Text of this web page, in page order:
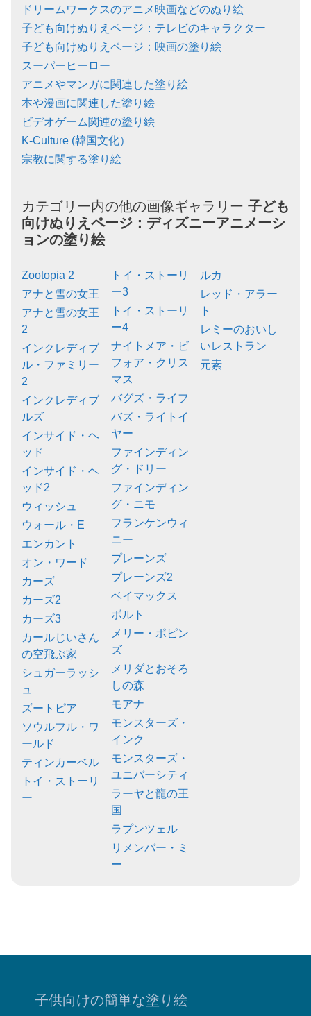
ドリームワークスのアニメ映画などのぬり絵
子ども向けぬりえページ：テレビのキャラクター
子ども向けぬりえページ：映画の塗り絵
スーパーヒーロー
アニメやマンガに関連した塗り絵
本や漫画に関連した塗り絵
ビデオゲーム関連の塗り絵
K-Culture (韓国文化）
宗教に関する塗り絵
カテゴリー内の他の画像ギャラリー 子ども
向けぬりえページ： ディズニーアニメーシ
ョンの塗り絵
Zootopia 2
アナと雪の女王
アナと雪の女王
2
インクレディブ
ル・ファミリー
2
インクレディブ
ルズ
インサイド・ヘ
ッド
インサイド・ヘ
ッド2
ウィッシュ
ウォール・E
エンカント
オン・ワード
カーズ
カーズ2
カーズ3
カールじいさん
の空飛ぶ家
シュガーラッシ
ュ
ズートピア
ソウルフル・ワ
ールド
ティンカーベル
トイ・ストーリ
ー
トイ・ストーリ
ー3
トイ・ストーリ
ー4
ナイトメア・ビ
フォア・クリス
マス
バグズ・ライフ
バズ・ライトイ
ヤー
ファインディン
グ・ドリー
ファインディン
グ・ニモ
フランケンウィ
ニー
プレーンズ
プレーンズ2
ベイマックス
ボルト
メリー・ポピン
ズ
メリダとおそろ
しの森
モアナ
モンスターズ・
インク
モンスターズ・
ユニバーシティ
ラーヤと龍の王
国
ラプンツェル
リメンバー・ミ
ー
ルカ
レッド・アラー
ト
レミーのおいし
いレストラン
元素
子供向けの簡単な塗り絵